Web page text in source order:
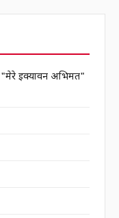
"मेरे इक्यावन अभिमत"